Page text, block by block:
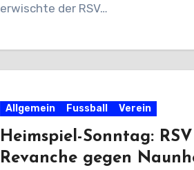
erwischte der RSV…
Allgemein Fussball Verein
Heimspiel-Sonntag: RSV
Revanche gegen